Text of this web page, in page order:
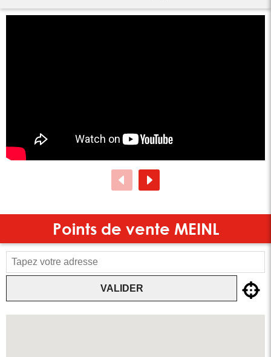
Points de vente MEINL
VALIDER